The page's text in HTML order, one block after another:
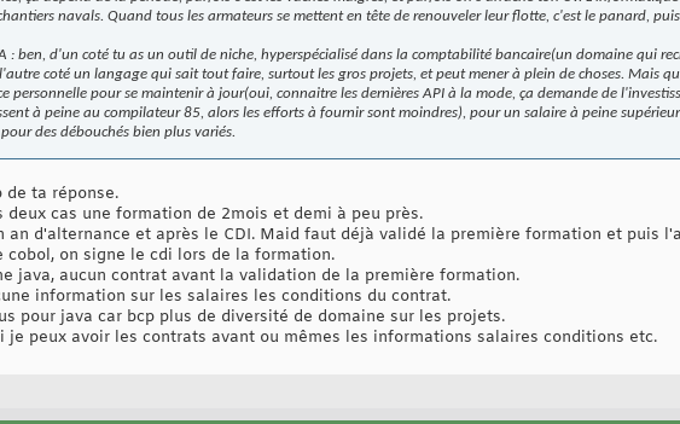
navals. Quand tous les armateurs se mettent en tête de renouveler leur flotte, c'est le panard,
: ben, d'un coté tu as un outil de niche, hyperspécialisé dans la comptabilité bancaire(un domaine qui
coté un langage qui sait tout faire, surtout les gros projets, et peut mener à plein de choses. Mais
personnelle pour se maintenir à jour(oui, connaitre les dernières API à la mode, ça demande de
à peine au compilateur 85, alors les efforts à fournir sont moindres), pour un salaire à peine
des débouchés bien plus variés.
de ta réponse.
deux cas une formation de 2mois et demi à peu près.
an d'alternance et après le CDI. Maid faut déjà validé la première formation et puis
cobol, on signe le cdi lors de la formation.
java, aucun contrat avant la validation de la première formation.
information sur les salaires les conditions du contrat.
pour java car bcp plus de diversité de domaine sur les projets.
je peux avoir les contrats avant ou mêmes les informations salaires conditions etc.